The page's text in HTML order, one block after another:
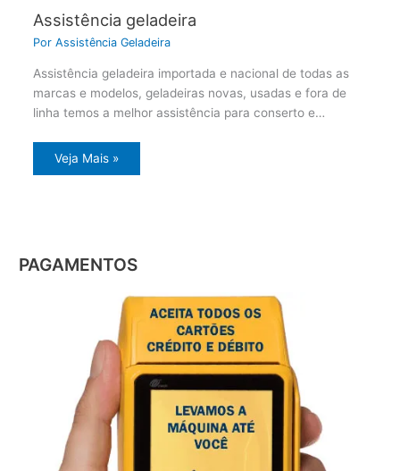
Assistência geladeira
Por Assistência Geladeira
Assistência geladeira importada e nacional de todas as
marcas e modelos, geladeiras novas, usadas e fora de
linha temos a melhor assistência para conserto e…
Veja Mais »
PAGAMENTOS